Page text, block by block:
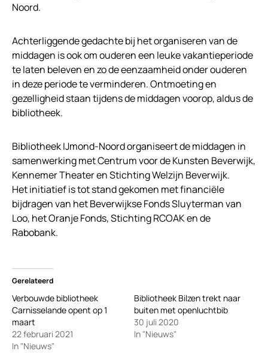
Noord.
Achterliggende gedachte bij het organiseren van de
middagen is ook om ouderen een leuke vakantieperiode
te laten beleven en zo de eenzaamheid onder ouderen
in deze periode te verminderen. Ontmoeting en
gezelligheid staan tijdens de middagen voorop, aldus de
bibliotheek.
Bibliotheek IJmond-Noord organiseert de middagen in
samenwerking met Centrum voor de Kunsten Beverwijk,
Kennemer Theater en Stichting Welzijn Beverwijk.
Het initiatief is tot stand gekomen met financiële
bijdragen van het Beverwijkse Fonds Sluyterman van
Loo, het Oranje Fonds, Stichting RCOAK en de
Rabobank.
Gerelateerd
Verbouwde bibliotheek
Carnisselande opent op 1
maart
22 februari 2021
In "Nieuws"
Bibliotheek Bilzen trekt naar
buiten met openluchtbib
30 juli 2020
In "Nieuws"